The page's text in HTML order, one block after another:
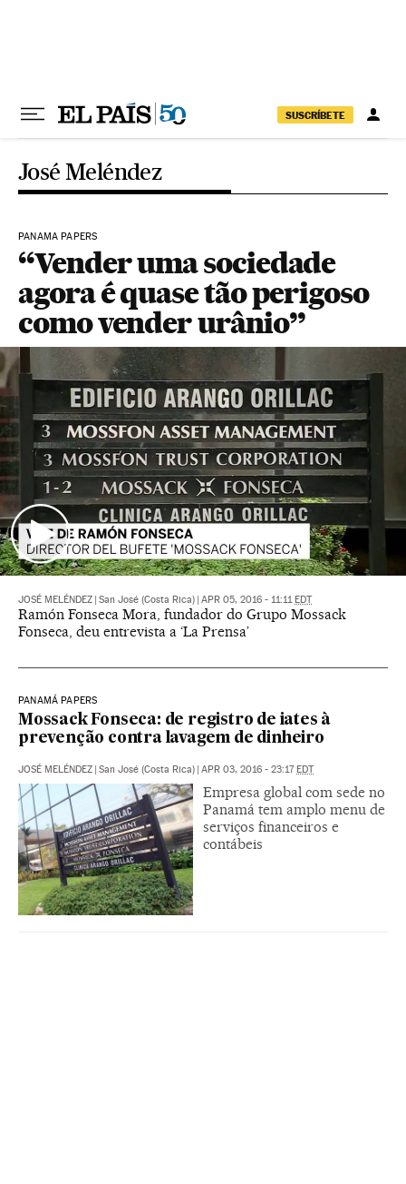
SUSCRÍBETE
José Meléndez
PANAMA PAPERS
“Vender uma sociedade
agora é quase tão perigoso
como vender urânio”
JOSÉ MELÉNDEZ San José (Costa Rica) APR 05, 2016 - 11:11 EDT
Ramón Fonseca Mora, fundador do Grupo Mossack
Fonseca, deu entrevista a ‘La Prensa’
PANAMÁ PAPERS
Mossack Fonseca: de registro de iates à
prevenção contra lavagem de dinheiro
JOSÉ MELÉNDEZ San José (Costa Rica) APR 03, 2016 - 23:17 EDT
Empresa global com sede no
Panamá tem amplo menu de
serviços financeiros e
contábeis